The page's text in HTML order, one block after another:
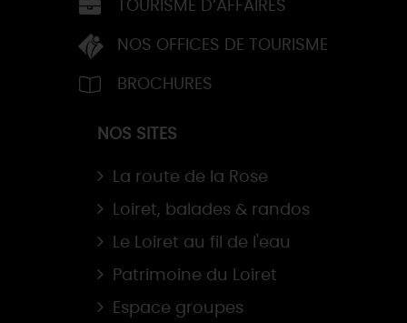
TOURISME D’AFFAIRES
NOS OFFICES DE TOURISME
BROCHURES
NOS SITES
La route de la Rose
Loiret, balades & randos
Le Loiret au fil de l'eau
Patrimoine du Loiret
Espace groupes